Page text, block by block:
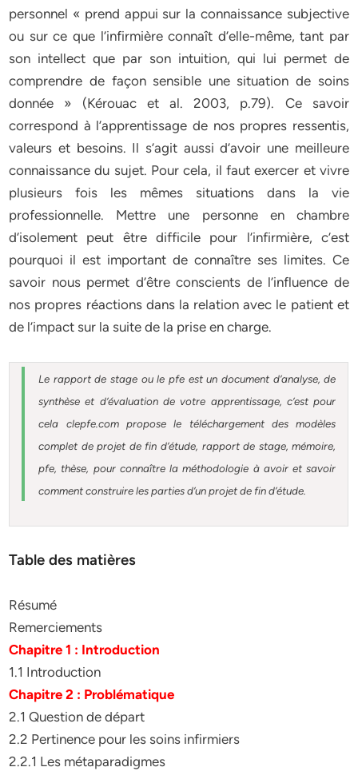
personnel « prend appui sur la connaissance subjective
ou sur ce que l’infirmière connaît d’elle-même, tant par
son intellect que par son intuition, qui lui permet de
comprendre de façon sensible une situation de soins
donnée » (Kérouac et al. 2003, p.79). Ce savoir
correspond à l’apprentissage de nos propres ressentis,
valeurs et besoins. Il s’agit aussi d’avoir une meilleure
connaissance du sujet. Pour cela, il faut exercer et vivre
plusieurs fois les mêmes situations dans la vie
professionnelle. Mettre une personne en chambre
d’isolement peut être difficile pour l’infirmière, c’est
pourquoi il est important de connaître ses limites. Ce
savoir nous permet d’être conscients de l’influence de
nos propres réactions dans la relation avec le patient et
de l’impact sur la suite de la prise en charge.
Le rapport de stage ou le pfe est un document d’analyse, de
synthèse et d’évaluation de votre apprentissage, c’est pour
cela clepfe.com propose le téléchargement des modèles
complet de projet de fin d’étude, rapport de stage, mémoire,
pfe, thèse, pour connaître la méthodologie à avoir et savoir
comment construire les parties d’un projet de fin d’étude.
Table des matières
Résumé
Remerciements
Chapitre 1 : Introduction
1.1 Introduction
Chapitre 2 : Problématique
2.1 Question de départ
2.2 Pertinence pour les soins infirmiers
2.2.1 Les métaparadigmes